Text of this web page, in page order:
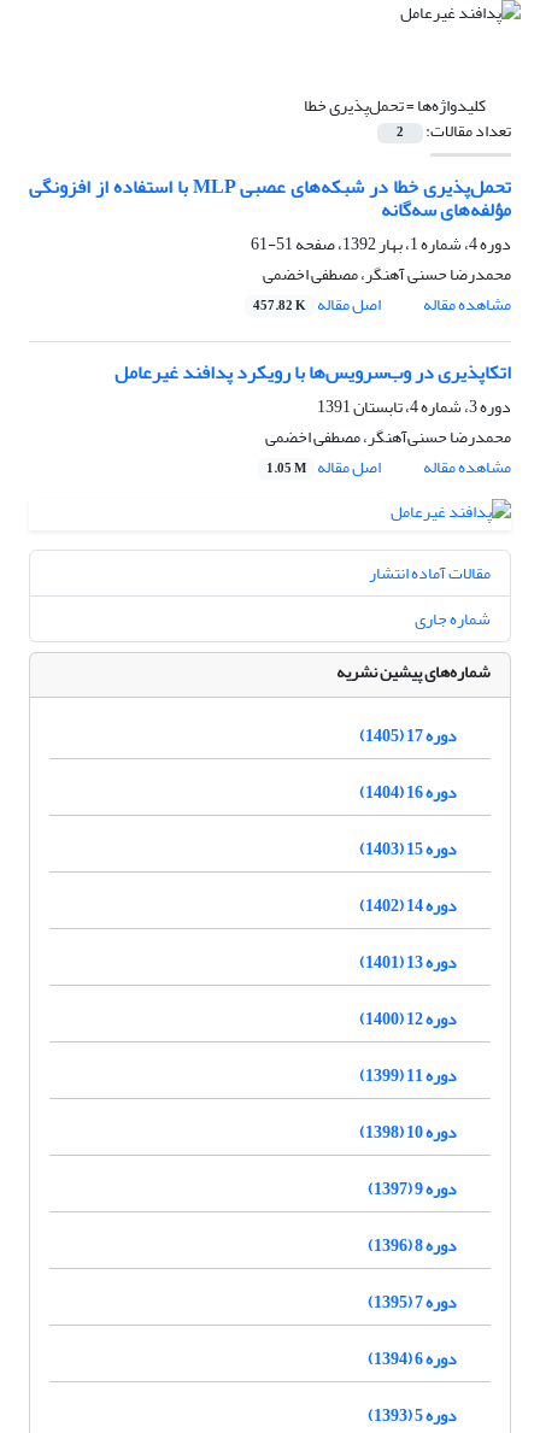
کلیدواژه‌ها =تحمل‌پذیری خطا
تعداد مقالات: 2
تحمل‌پذیری خطا در شبکه‌های عصبی MLP با استفاده از افزونگی
مؤلفه‌های سه‌گانه
دوره 4، شماره 1، بهار 1392، صفحه
51-61
محمدرضا حسنی آهنگر، مصطفی اخضمی
مشاهده مقاله
اصل مقاله 457.82 K
اتکاپذیری در وب‌سرویس‌ها با رویکرد پدافند غیرعامل
دوره 3، شماره 4، تابستان 1391
محمدرضا حسنی‌آهنگر، مصطفی اخضمی
مشاهده مقاله
اصل مقاله 1.05 M
مقالات آماده انتشار
شماره جاری
شماره‌های پیشین نشریه
دوره 17 (1405)
دوره 16 (1404)
دوره 15 (1403)
دوره 14 (1402)
دوره 13 (1401)
دوره 12 (1400)
دوره 11 (1399)
دوره 10 (1398)
دوره 9 (1397)
دوره 8 (1396)
دوره 7 (1395)
دوره 6 (1394)
دوره 5 (1393)